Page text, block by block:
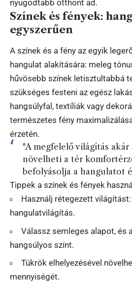
nyugodtabb otthont ad.
Színek és fények:
egyszerűen
A színek és a fény az egyik
hangulat alakítására: meleg
hűvösebb színek letisztultabbá
szükséges festeni az egész
hangsúlyfal, textíliák vagy
természetes fény
érzetén.
"A megfelelő világítás akár
növelheti a tér
befolyásolja a hangulatot
Tippek a színek és fények
Használj rétegezett
hangulatvilágítás.
Válassz semleges alapot, és
hangsúlyos színt.
Tükrök elhelyezésével
mennyiségét.